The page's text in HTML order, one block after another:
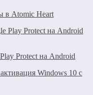
в Atomic Heart
Protect на Android